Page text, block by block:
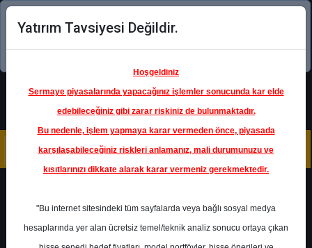
Şimdi uygulamayı indirin!
Ana Sayfa Raporlar
Vakıf Yatırım
Yatırım Tavsiyesi Değildir.
Hoşgeldiniz
Sermaye piyasalarında yapacağınız işlemler sonucunda kar elde
edebileceğiniz gibi zarar riskiniz de bulunmaktadır.
Bu nedenle, işlem yapmaya karar vermeden önce, piyasada
karşılaşabileceğiniz riskleri anlamanız, mali durumunuzu ve
kısıtlarınızı dikkate alarak karar vermeniz gerekmektedir.
"Bu internet sitesindeki tüm sayfalarda veya bağlı sosyal medya
hesaplarında yer alan ücretsiz temel/teknik analiz sonucu ortaya çıkan